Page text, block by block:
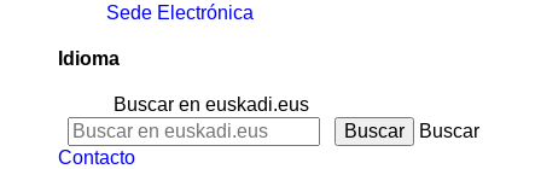
Sede Electrónica
Idioma
Buscar en euskadi.eus
Buscar
Contacto